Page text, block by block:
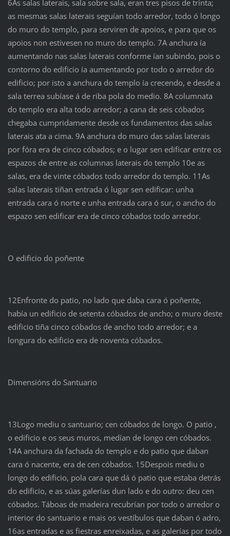
6As salas laterais, sala sobre sala, eran tres pisos de trinta;
as mesmas salas laterais seguían todo arredor, todo ó longo
do muro do templo, para serviren de apoios, e para que os
apoios non estivesen no muro do templo. 7A anchura ía
aumentando nas salas laterais conforme ían subindo, pois o
contorno do edificio ía aumentando por todo o arredor do
edificio; por isto a anchura do templo ía crecendo, e desde a
sala terrea subíase á de riba pola do medio. 8A columnata
do templo era alta todo arredor; a cana de seis cóbados
chegaba cumpridamente desde os fundamentos das salas
laterais ata a cima. 9A anchura do muro das salas laterais
por fóra era de cinco cóbados; e o lugar sen edificar entre os
espazos de entre as columnas laterais do templo 10e as
salas, era de vinte cóbados todo arredor do templo. 11As
salas laterais tiñan entrada ó lugar sen edificar: unha
entrada cara ó norte e unha entrada cara ó sur, o ancho do
espazo sen edificar era de cinco cóbados todo arredor.
O edificio do poñente
12Enfronte do patio, no lado que daba cara ó poñente,
había un edificio de setenta cóbados de ancho; o muro deste
edificio tiña cinco cóbados de ancho todo arredor; e a
longura do edificio era de noventa cóbados.
Dimensións do Santuario
13Logo mediu o santuario; cen cóbados de longo. O patio ,
o edificio e os seus muros, medían de longo cen cóbados.
14A anchura da fachada do templo e do patio que daban
cara ó nacente, era de cen cóbados. 15Despois mediu o
longo do edificio, pola cara que dá ó patio que estaba detrás
do edificio, e as súas galerías dun lado e do outro: deu cen
cóbados. Táboas de madeira recubrían por todo o arredor o
interior do santuario e mais os vestíbulos que daban ó adro,
16as entradas e as fiestras enreixadas, e as galerías por todo